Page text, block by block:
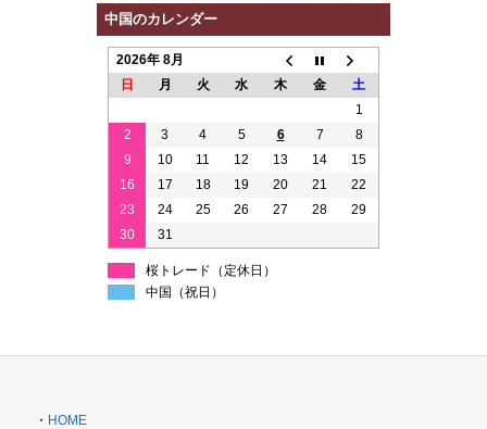
中国のカレンダー
2026年 8月
日
月 火 水 木 金
土
1
2
3 4 5 6 7
8
9
10 11 12 13 14
15
16
17 18 19 20 21
22
23
24 25 26 27 28
29
30
31
桜トレード（定休日）
中国（祝日）
・ HOME